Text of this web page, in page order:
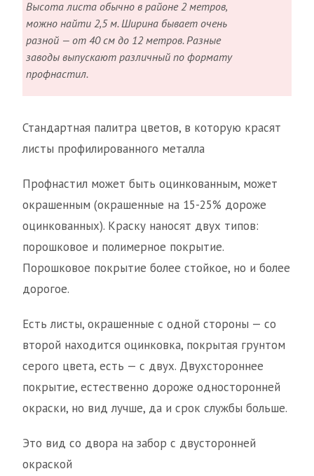
Высота листа обычно в районе 2 метров,
можно найти 2,5 м. Ширина бывает очень
разной — от 40 см до 12 метров. Разные
заводы выпускают различный по формату
профнастил.
Стандартная палитра цветов, в которую красят
листы профилированного металла
Профнастил может быть оцинкованным, может
окрашенным (окрашенные на 15-25% дороже
оцинкованных). Краску наносят двух типов:
порошковое и полимерное покрытие.
Порошковое покрытие более стойкое, но и более
дорогое.
Есть листы, окрашенные с одной стороны — со
второй находится оцинковка, покрытая грунтом
серого цвета, есть — с двух. Двухстороннее
покрытие, естественно дороже односторонней
окраски, но вид лучше, да и срок службы больше.
Это вид со двора на забор с двусторонней
окраской